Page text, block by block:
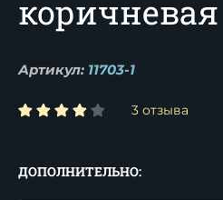
коричневая
Артикул: 11703-1
3 отзыва
ДОПОЛНИТЕЛЬНО: